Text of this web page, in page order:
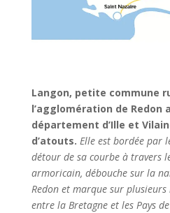
Langon, petite commune
l’agglomération de Redon
département d’Ille et
d’atouts. Elle est bordée par
détour de sa courbe à travers
armoricain, débouche sur la
Redon et marque sur
entre la Bretagne et les Pays